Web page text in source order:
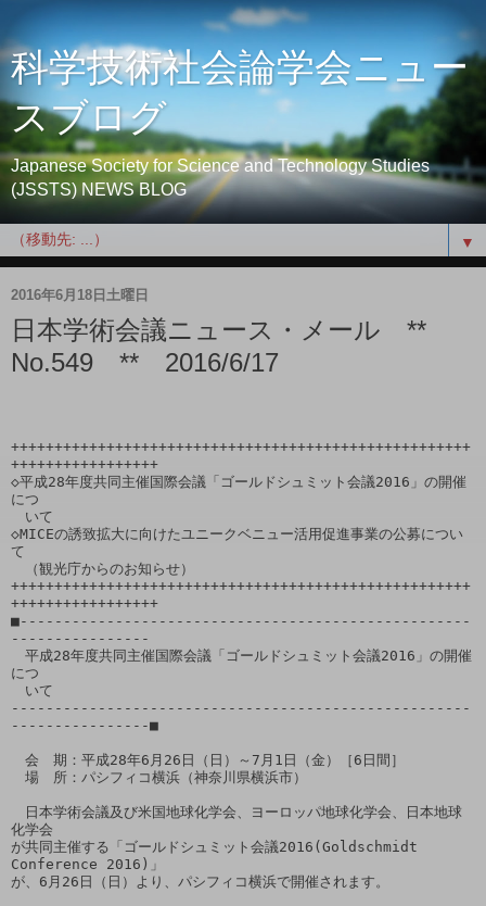
科学技術社会論学会ニュー
スブログ
Japanese Society for Science and Technology Studies
(JSSTS) NEWS BLOG
▼
2016年6月18日土曜日
日本学術会議ニュース・メール **
No.549 ** 2016/6/17
+++++++++++++++++++++++++++++++++++++++++++++++++++++
+++++++++++++++++
◇平成28年度共同主催国際会議「ゴールドシュミット会議2016」の開催
につ
いて
◇MICEの誘致拡大に向けたユニークベニュー活用促進事業の公募につい
て
（観光庁からのお知らせ）
+++++++++++++++++++++++++++++++++++++++++++++++++++++
+++++++++++++++++
■----------------------------------------------------
----------------
平成28年度共同主催国際会議「ゴールドシュミット会議2016」の開催
につ
いて
-----------------------------------------------------
----------------■
会　期：平成28年6月26日（日）～7月1日（金）［6日間］
場　所：パシフィコ横浜（神奈川県横浜市）
日本学術会議及び米国地球化学会、ヨーロッパ地球化学会、日本地球
化学会
が共同主催する「ゴールドシュミット会議2016(Goldschmidt
Conference 2016)」
が、6月26日（日）より、パシフィコ横浜で開催されます。